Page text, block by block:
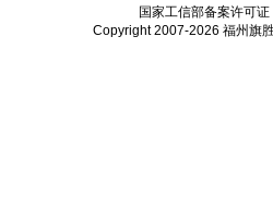
国家工信部备案许可证
Copyright 2007-2026 福州旗